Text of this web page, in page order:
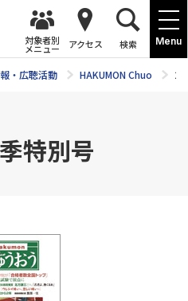
Menu
対象者別
メニュー アクセス 検索
・広聴活動 HAKUMON Chuo
特別号